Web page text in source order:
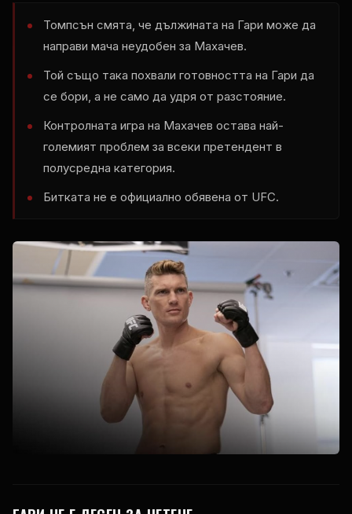
Томпсън смята, че дължината на Гари може да
направи мача неудобен за Махачев.
Той също така похвали готовността на Гари да
се бори, а не само да удря от разстояние.
Контролната игра на Махачев остава най-
големият проблем за всеки претендент в
полусредна категория.
Битката не е официално обявена от UFC.